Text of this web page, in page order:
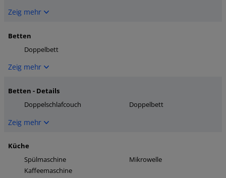
Zeig mehr
Betten
Doppelbett
Zeig mehr
Betten - Details
Doppelschlafcouch
Doppelbett
Zeig mehr
Küche
Spülmaschine
Mikrowelle
Kaffeemaschine